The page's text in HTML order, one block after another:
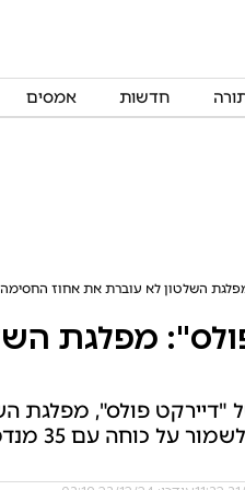
חדשות אמסים
השלטון לא עוברת את אחוז החסימה
מפלגת
"דיירקט פולס", מפלגת
מנדטים ויש עתיד מתחזקת ל-20